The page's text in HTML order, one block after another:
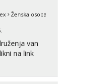
Ženska osoba
van